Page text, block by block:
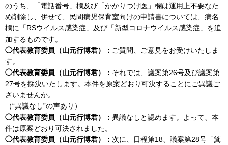
のうち、「電話番号」欄及び「かかりつけ医」欄は運用上不要なた
め削除し、併せて、民間病児保育室向けの申請書については、病名
欄に「RSウイルス感染症」及び「新型コロナウイルス感染症」を追
加するものです。
◯代表教育委員（山元行博君）： ご質問、ご意見をお受けいたしま
す。
◯代表教育委員（山元行博君）： それでは、議案第26号及び議案第
27号を採決いたします。本件を原案どおり可決することにご異議ご
ざいませんか。
（“異議なし”の声あり）
◯代表教育委員（山元行博君）： 異議なしと認めます。よって、本
件は原案どおり可決されました。
◯代表教育委員（山元行博君）： 次に、日程第18、議案第28号「箕